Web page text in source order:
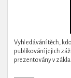
Vyhledávání těch,
publikování jejich
prezentovány v